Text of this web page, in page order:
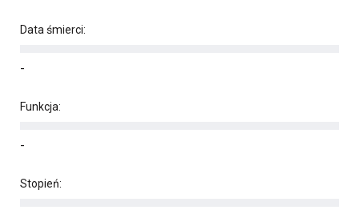
Data śmierci:
-
Funkcja:
-
Stopień: